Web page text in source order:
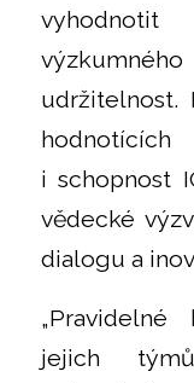
udržitelnost.
i schopnost
vědecké
dialogu a
jejich